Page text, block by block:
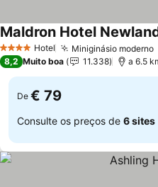
4 EstrelasHotel Miniginásio moderno
Maldron Hotel
8,2 Muito boa 11.338 a 6.5
De € 79
Consulte os preços de 6 sites